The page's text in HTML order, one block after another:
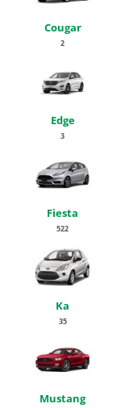
Cougar
2
Edge
3
Fiesta
522
Ka
35
Mustang